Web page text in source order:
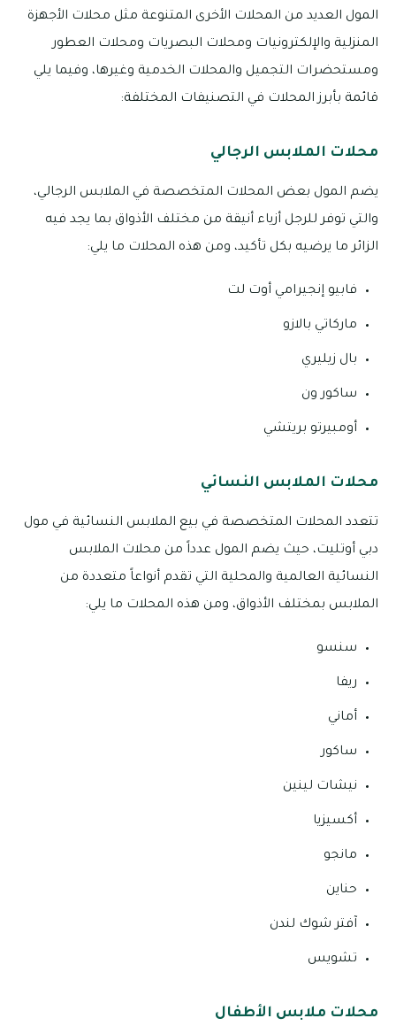
المول العديد من المحلات الأخرى المتنوعة مثل محلات الأجهزة
المنزلية والإلكترونيات ومحلات البصريات ومحلات العطور
ومستحضرات التجميل والمحلات الخدمية وغيرها، وفيما يلي
قائمة بأبرز المحلات في التصنيفات المختلفة:
محلات الملابس الرجالي
يضم المول بعض المحلات المتخصصة في الملابس الرجالي،
والتي توفر للرجل أزياء أنيقة من مختلف الأذواق بما يجد فيه
الزائر ما يرضيه بكل تأكيد، ومن هذه المحلات ما يلي:
فابيو إنجيرامي أوت لت
ماركاتي بالازو
بال زيليري
ساكور ون
أومبيرتو بريتشي
محلات الملابس النسائي
تتعدد المحلات المتخصصة في بيع الملابس النسائية في مول
دبي أوتليت، حيث يضم المول عدداً من محلات الملابس
النسائية العالمية والمحلية التي تقدم أنواعاً متعددة من
الملابس بمختلف الأذواق، ومن هذه المحلات ما يلي:
سنسو
ريفا
أماني
ساكور
نيشات لينين
أكسيزيا
مانجو
حناين
آفتر شوك لندن
تشويس
محلات ملابس الأطفال